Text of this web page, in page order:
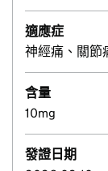
適應症
神經痛、關節
含量
10mg
發證日期